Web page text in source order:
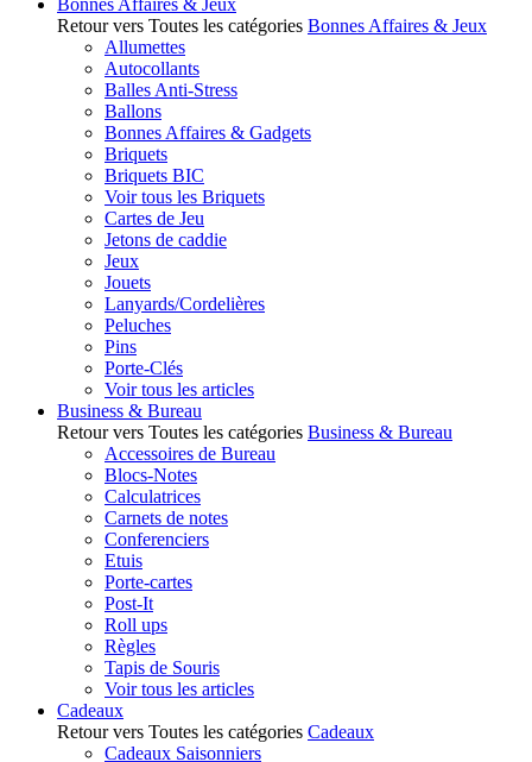
Bonnes Affaires & Jeux
Retour vers Toutes les catégories Bonnes Affaires & Jeux
Allumettes
Autocollants
Balles Anti-Stress
Ballons
Bonnes Affaires & Gadgets
Briquets
Briquets BIC
Voir tous les Briquets
Cartes de Jeu
Jetons de caddie
Jeux
Jouets
Lanyards/Cordelières
Peluches
Pins
Porte-Clés
Voir tous les articles
Business & Bureau
Retour vers Toutes les catégories Business & Bureau
Accessoires de Bureau
Blocs-Notes
Calculatrices
Carnets de notes
Conferenciers
Etuis
Porte-cartes
Post-It
Roll ups
Règles
Tapis de Souris
Voir tous les articles
Cadeaux
Retour vers Toutes les catégories Cadeaux
Cadeaux Saisonniers